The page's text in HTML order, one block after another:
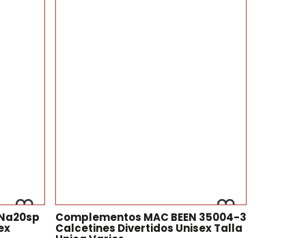
Complementos MAC BEEN 35004-3
Calcetines Divertidos Unisex Talla